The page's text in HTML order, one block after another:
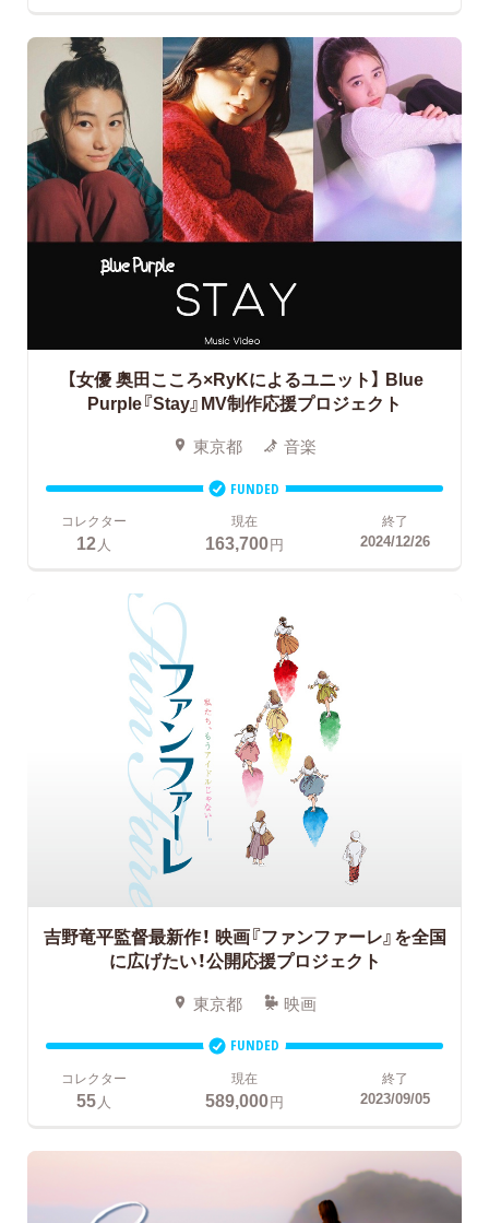
【女優 奥田こころ×RyKによるユニット】 Blue
Purple『Stay』MV制作応援プロジェクト
東京都 音楽
FUNDED
コレクター
12人
現在
163,700円
終了
2024/12/26
吉野竜平監督最新作！ 映画『ファンファーレ』を全国
に広げたい！公開応援プロジェクト
東京都 映画
FUNDED
コレクター
55 人
現在
589,000円
終了
2023/09/05